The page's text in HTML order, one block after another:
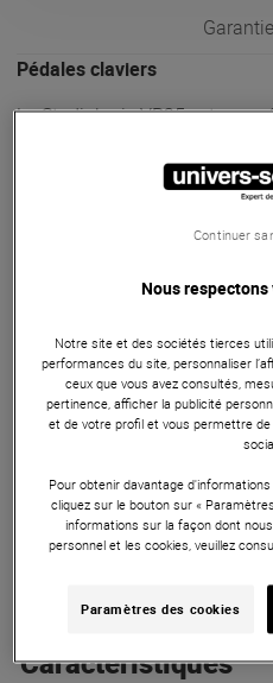
Garantie
Pédales claviers
La Studiologic VP25 est une
contrôle précis du volume.
6,3 mm, elle est compatible
et équipements. Son câble de
construction durable et sa
les performances en direct et
ARTICLE N° 42835
Autres Caractéristiques |
Caracteristiques
Nous
Notre site et des sociétés tierces
performances du site, personnaliser
ceux que vous avez consultés,
pertinence, afficher la publicité
et de votre profil et vous permettre
Pour obtenir davantage
cliquez sur le bouton sur «
informations sur la façon dont
personnel et les cookies, veuillez
Paramètres des cookies
Continuer